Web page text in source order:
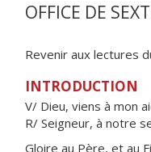
OFFICE DE
Revenir aux lectures
INTRODUCTION
V/ Dieu, viens à mon
R/ Seigneur, à notre
Gloire au Père, et au